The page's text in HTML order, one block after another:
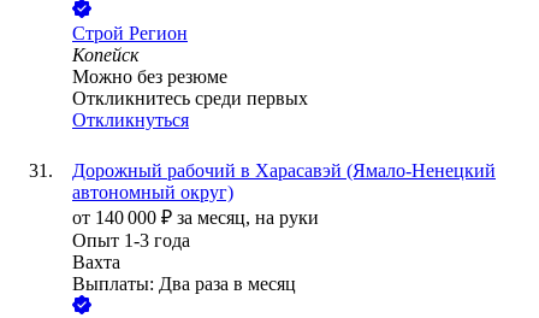
Строй Регион
Копейск
Можно без резюме
Откликнитесь среди первых
Откликнуться
Дорожный рабочий в Харасавэй (Ямало-Ненецкий
автономный округ)
от 140 000 ₽ за месяц, на руки
Опыт 1-3 года
Вахта
Выплаты: Два раза в месяц